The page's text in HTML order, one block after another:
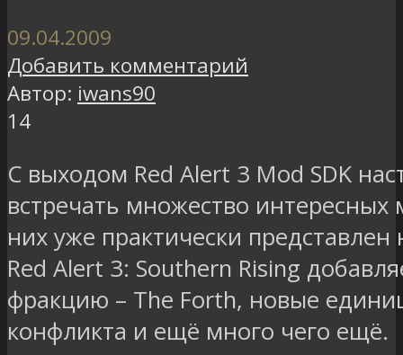
09.04.2009
Добавить комментарий
Автор: iwans90
14
С выходом Red Alert 3 Mod SDK
встречать множество
них уже практически
Red Alert 3: Southern Rising
фракцию – The Forth, новые
конфликта и ещё много чего ещё.